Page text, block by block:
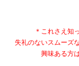
＊これさえ知
失礼のないスムーズ
興味ある方